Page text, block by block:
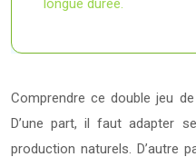
longue durée.
Comprendre ce double jeu
D’une part, il faut adapter
production naturels. D’autre